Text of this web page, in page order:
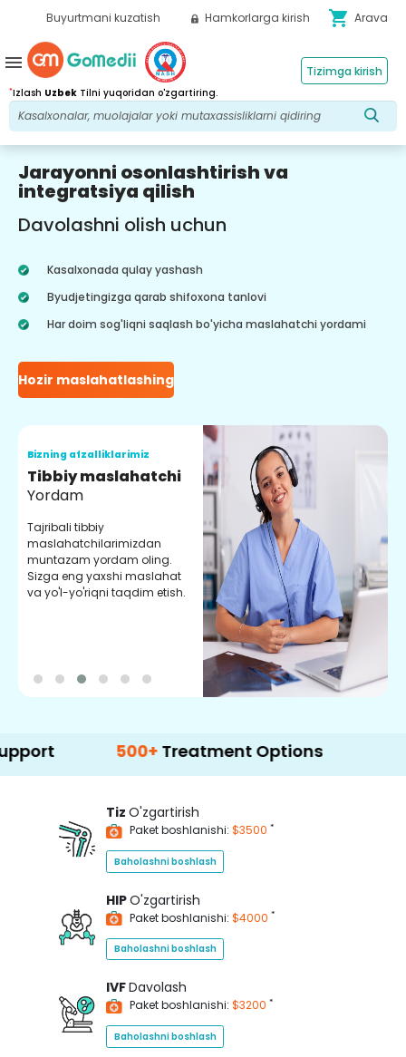
Buyurtmani kuzatish Hamkorlarga kirish shopping_cart Arava
*Izlash Uzbek Tilni yuqoridan o'zgartiring.
Tizimga kirish
menu
Jarayonni osonlashtirish va
integratsiya qilish
Davolashni olish uchun
Kasalxonada qulay yashash
Byudjetingizga qarab shifoxona tanlovi
Har doim sog'liqni saqlash bo'yicha maslahatchi yordami
Hozir maslahatlashing
Bizning afzalliklarimiz
Tibbiy maslahatchi
Yordam
Tajribali tibbiy
maslahatchilarimizdan
muntazam yordam oling.
Sizga eng yaxshi maslahat
va yo'l-yo'riqni taqdim etish.
500+ Treatment Options
Tiz O'zgartirish
Paket boshlanishi: $3500 *
Baholashni boshlash
HIPO'zgartirish
Paket boshlanishi: $4000 *
Baholashni boshlash
IVFDavolash
Paket boshlanishi: $3200 *
Baholashni boshlash